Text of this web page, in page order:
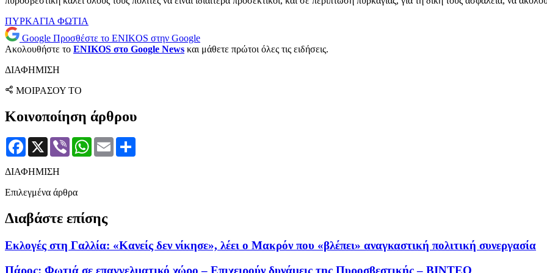
ΠΥΡΚΑΓΙΑ ΦΩΤΙΑ
Google Προσθέστε το ENIKOS στην Google
Ακολουθήστε το ENIKOS στο Google News και μάθετε πρώτοι όλες τις ειδήσεις.
ΔΙΑΦΗΜΙΣΗ
ΜΟΙΡΑΣΟΥ ΤΟ
Κοινοποίηση άρθρου
Facebook
X Viber WhatsApp
Email
ΔΙΑΦΗΜΙΣΗ
Επιλεγμένα άρθρα
Διαβάστε επίσης
Εκλογές στη Γαλλία: «Κανείς δεν νίκησε», λέει ο Μακρόν που «βλέπει» αναγκαστική πολιτική συνεργασία
Πάρος: Φωτιά σε επαγγελματικό χώρο – Επιχειρούν δυνάμεις της Πυροσβεστικής – ΒΙΝΤΕΟ